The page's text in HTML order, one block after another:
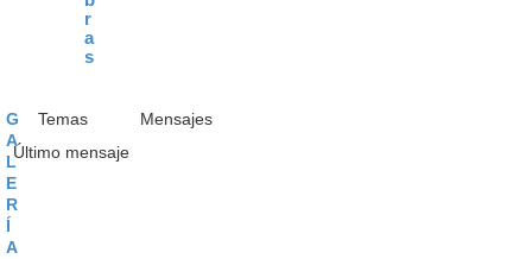
r
a
s
G
A
L
E
R
Í
A
Temas
Mensajes
Último mensaje